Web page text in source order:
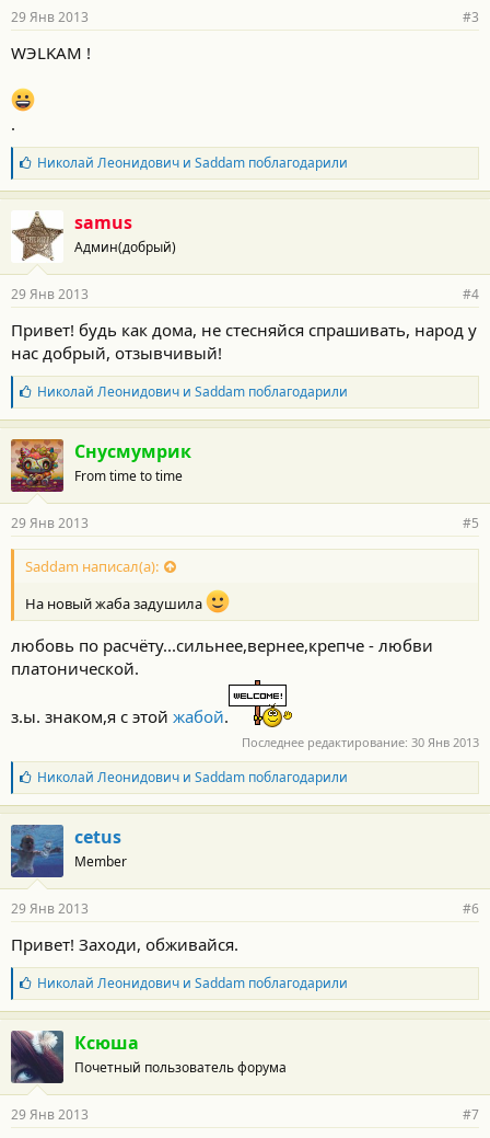
н
с
29 Янв 2013 #3
WЭLKAM !
.
Б
л
а
г
о
д
а
н
с
т
и
:
Николай Леонидовичи Saddamпоблагодарили
samus
Админ(добрый)
29 Янв 2013 #4
Привет! будь как дома, не стесняйся спрашивать, народ у
нас добрый, отзывчивый!
Б
л
а
г
о
д
а
н
о
с
и
:
Николай Леонидовичи Saddamпоблагодарили
Снусмумрик
From time to time
29 Янв 2013 #5
Saddam написал(а):
На новый жаба задушила
любовь по расчёту...сильнее,вернее,крепче - любви
платонической.
з.ы. знаком,я с этой жабой.
Последнее редактирование: 30 Янв 2013
Б
л
а
г
о
д
а
н
с
т
и
:
Николай Леонидовичи Saddamпоблагодарили
cetus
Member
29 Янв 2013 #6
Привет! Заходи, обживайся.
Б
л
а
г
о
а
н
Николай Леонидовичи Saddamпоблагодарили
Ксюша
Почетный пользователь форума
29 Янв 2013 #7